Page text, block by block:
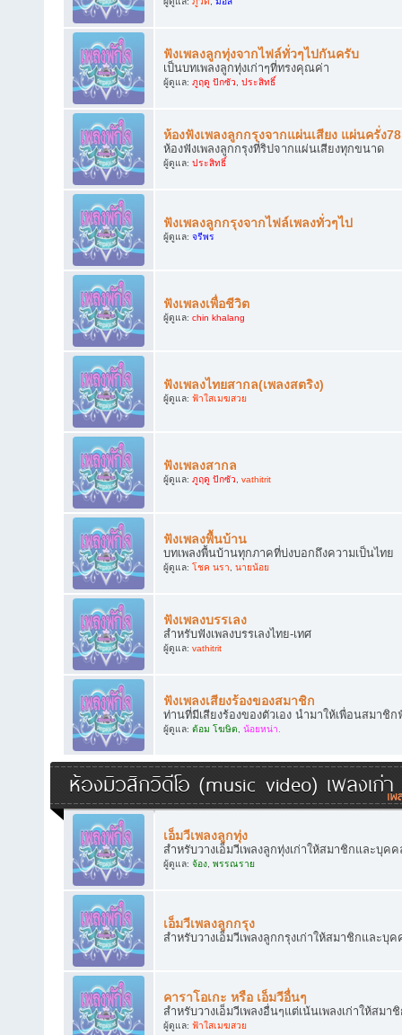
ฟังเพลงลูกทุ่งจากไฟล์ทั่วๆไปกันครับ
เป็นบทเพลงลูกทุ่งเก่าๆที่ทรงคุณค่า
ผู้ดูแล: ภูฤดู ปักซัว, ประสิทธิ์
ห้องฟังเพลงลูกกรุงจากแผ่นเสียง แผ่นครั่ง
ห้องฟังเพลงลูกกรุงที่ริปจากแผ่นเสียงทุกขนาด
ผู้ดูแล: ประสิทธิ์
ฟังเพลงลูกกรุงจากไฟล์เพลงทั่วๆไป
ผู้ดูแล: จรีพร
ฟังเพลงเพื่อชีวิต
ผู้ดูแล: chin khalang
ฟังเพลงไทยสากล(เพลงสตริง)
ผู้ดูแล: ฟ้าใสเมฆสวย
ฟังเพลงสากล
ผู้ดูแล: ภูฤดู ปักซัว, vathitrit
ฟังเพลงพื้นบ้าน
บทเพลงพื้นบ้านทุกภาคที่บ่งบอกถึงความเป็นไทย
ผู้ดูแล: โชค นรา, นายน้อย
ฟังเพลงบรรเลง
สำหรับฟังเพลงบรรเลงไทย-เทศ
ผู้ดูแล: vathitrit
ฟังเพลงเสียงร้องของสมาชิก
ท่านที่มีเสียงร้องของตัวเอง นำมาให้เพื่อนสมาชิ
ผู้ดูแล: ต้อม โฆษิต, น้อยหน่า.
ห้องมิวสิกวิดีโอ (music video) เพลงเก่า
เอ็มวีเพลงลูกทุ่ง
สำหรับวางเอ็มวีเพลงลูกทุ่งเก่าให้สมาชิกและบุค
ผู้ดูแล: จ้อง, พรรณราย
เอ็มวีเพลงลูกกรุง
สำหรับวางเอ็มวีเพลงลูกกรุงเก่าให้สมาชิกและบุ
คาราโอเกะ หรือ เอ็มวีอื่นๆ
สำหรับวางเอ็มวีเพลงอื่นๆแต่เน้นเพลงเก่าให้สม
ผู้ดูแล: ฟ้าใสเมฆสวย